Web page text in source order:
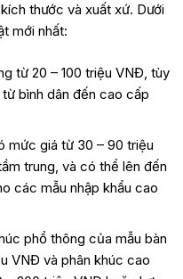
thước và xuất xứ. Dưới
mới nhất:
từ 20 – 100 triệu VNĐ, tùy
bình dân đến cao cấp
mức giá từ 30 – 90 triệu
trung, và có thể lên đến
các mẫu nhập khẩu cao
phổ thông của mẫu bàn
VNĐ và phân khúc cao